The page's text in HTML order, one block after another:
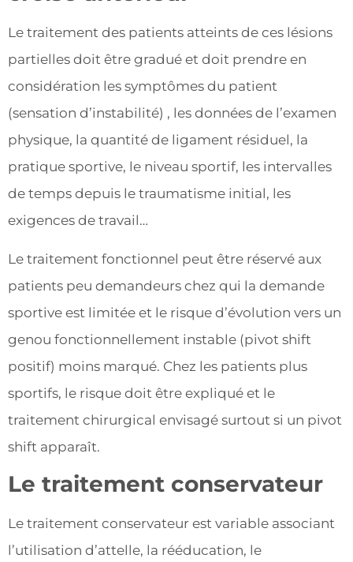
Le traitement des patients atteints de ces lésions
partielles doit être gradué et doit prendre en
considération les symptômes du patient
(sensation d’instabilité) , les données de l’examen
physique, la quantité de ligament résiduel, la
pratique sportive, le niveau sportif, les intervalles
de temps depuis le traumatisme initial, les
exigences de travail…
Le traitement fonctionnel peut être réservé aux
patients peu demandeurs chez qui la demande
sportive est limitée et le risque d’évolution vers un
genou fonctionnellement instable (pivot shift
positif) moins marqué. Chez les patients plus
sportifs, le risque doit être expliqué et le
traitement chirurgical envisagé surtout si un pivot
shift apparaît.
Le traitement conservateur
Le traitement conservateur est variable associant
l’utilisation d’attelle, la rééducation, le